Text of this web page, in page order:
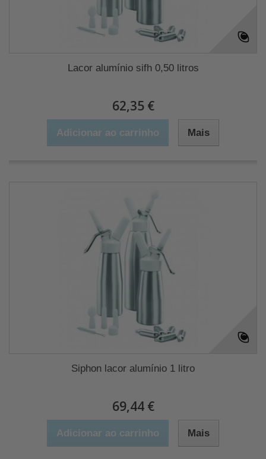
Lacor alumínio sifh 0,50 litros
62,35 €
Adicionar ao carrinho Mais
Siphon lacor alumínio 1 litro
69,44 €
Adicionar ao carrinho Mais